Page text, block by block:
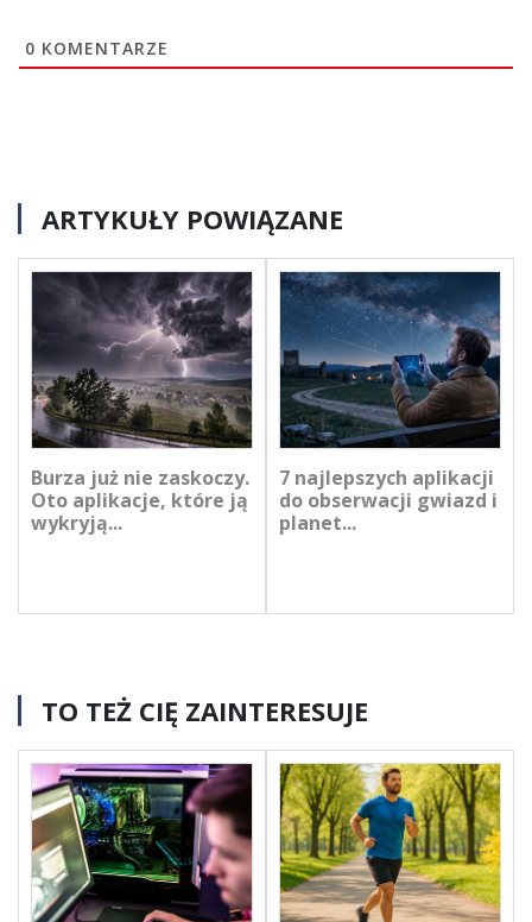
0 KOMENTARZE
ARTYKUŁY POWIĄZANE
Burza już nie zaskoczy.
Oto aplikacje, które ją
wykryją...
7 najlepszych aplikacji
do obserwacji gwiazd i
planet...
TO TEŻ CIĘ ZAINTERESUJE